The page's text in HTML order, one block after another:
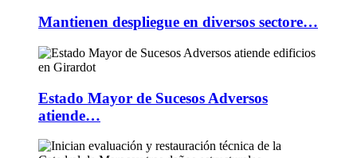
Mantienen despliegue en diversos sectore…
Estado Mayor de Sucesos Adversos
atiende…